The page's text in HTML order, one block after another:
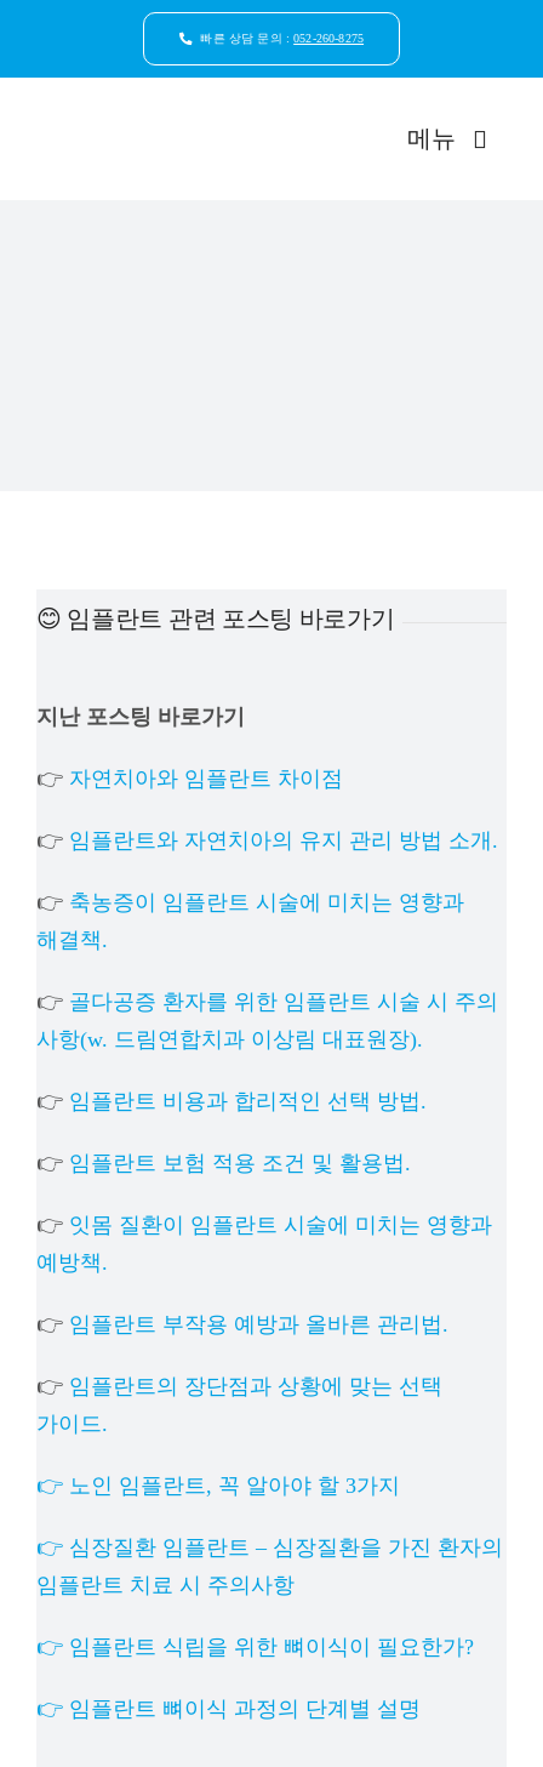
빠른 상담 문의 :052-260-8275
메뉴
😊 임플란트 관련 포스팅 바로가기
지난 포스팅 바로가기
👉 자연치아와 임플란트 차이점
👉 임플란트와 자연치아의 유지 관리 방법 소개.
👉 축농증이 임플란트 시술에 미치는 영향과
해결책.
👉 골다공증 환자를 위한 임플란트 시술 시 주의
사항(w. 드림연합치과 이상림 대표원장).
👉 임플란트 비용과 합리적인 선택 방법.
👉 임플란트 보험 적용 조건 및 활용법.
👉 잇몸 질환이 임플란트 시술에 미치는 영향과
예방책.
👉 임플란트 부작용 예방과 올바른 관리법.
👉 임플란트의 장단점과 상황에 맞는 선택
가이드.
👉 노인 임플란트, 꼭 알아야 할 3가지
👉 심장질환 임플란트 – 심장질환을 가진 환자의
임플란트 치료 시 주의사항
👉 임플란트 식립을 위한 뼈이식이 필요한가?
👉 임플란트 뼈이식 과정의 단계별 설명